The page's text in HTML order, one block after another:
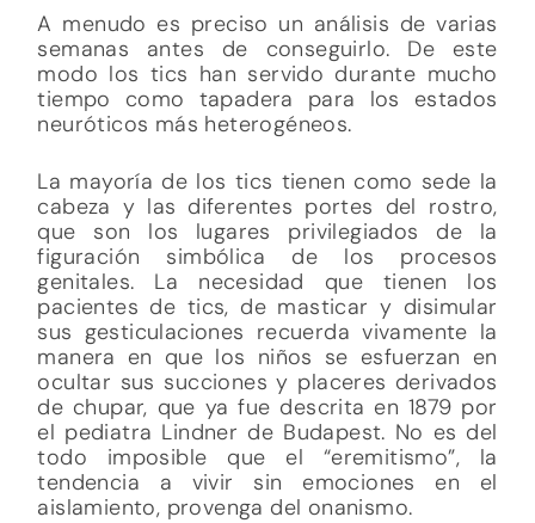
A menudo es preciso un análisis de varias
semanas antes de conseguirlo. De este
modo los tics han servido durante mucho
tiempo como tapadera para los estados
neuróticos más heterogéneos.
La mayoría de los tics tienen como sede la
cabeza y las diferentes portes del rostro,
que son los lugares privilegiados de la
figuración simbólica de los procesos
genitales. La necesidad que tienen los
pacientes de tics, de masticar y disimular
sus gesticulaciones recuerda vivamente la
manera en que los niños se esfuerzan en
ocultar sus succiones y placeres derivados
de chupar, que ya fue descrita en 1879 por
el pediatra Lindner de Budapest. No es del
todo imposible que el “eremitismo”, la
tendencia a vivir sin emociones en el
aislamiento, provenga del onanismo.